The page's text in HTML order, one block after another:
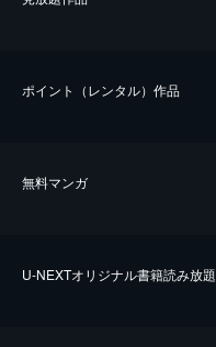
ポイント（レンタル）作品
無料マンガ
U-NEXTオリジナル書籍読み放題